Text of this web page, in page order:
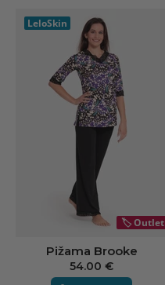
LeloSkin
🏷️Outlet
Pižama Brooke
54.00 €